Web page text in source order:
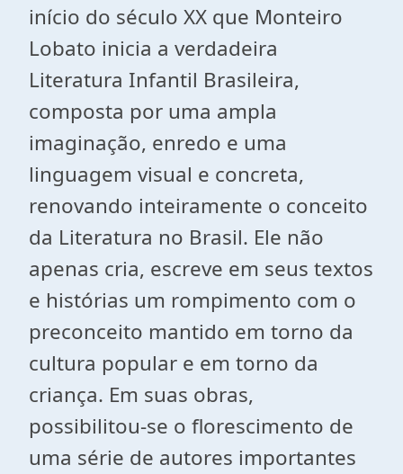
início do século XX que Monteiro
Lobato inicia a verdadeira
Literatura Infantil Brasileira,
composta por uma ampla
imaginação, enredo e uma
linguagem visual e concreta,
renovando inteiramente o conceito
da Literatura no Brasil. Ele não
apenas cria, escreve em seus textos
e histórias um rompimento com o
preconceito mantido em torno da
cultura popular e em torno da
criança. Em suas obras,
possibilitou-se o florescimento de
uma série de autores importantes